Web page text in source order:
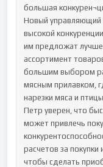
большая
Новый управляющий
высокой
им предложат
ассортимент
большим выбором
мясным прилавком,
нарезки мяса и
Петр уверен, что
может привлечь
расчетов за
чтобы сделать